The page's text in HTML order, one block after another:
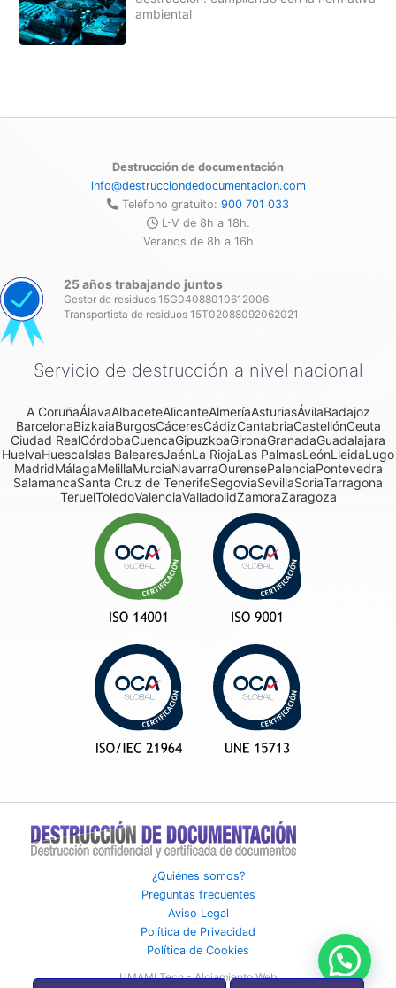
ambiental
Destrucción de documentación
info@destrucciondedocumentacion.com
Teléfono gratuito: 900 701 033
L-V de 8h a 18h.
Veranos de 8h a 16h
25 años trabajando juntos
Gestor de residuos 15G04088010612006
Transportista de residuos 15T02088092062021
Servicio de destrucción a nivel nacional
A CoruñaÁlavaAlbaceteAlicanteAlmeríaAsturiasÁvilaBadajoz
BarcelonaBizkaiaBurgosCáceresCádizCantabriaCastellónCeuta
Ciudad RealCórdobaCuencaGipuzkoaGironaGranadaGuadalajara
HuelvaHuescaIslas BalearesJaénLa RiojaLas PalmasLeónLleidaLugo
MadridMálagaMelillaMurciaNavarraOurensePalenciaPontevedra
SalamancaSanta Cruz de TenerifeSegoviaSevillaSoriaTarragona
TeruelToledoValenciaValladolidZamoraZaragoza
¿Quiénes somos?
Preguntas frecuentes
Aviso Legal
Política de Privacidad
Política de Cookies
UMAMI Tech - Alojamiento Web